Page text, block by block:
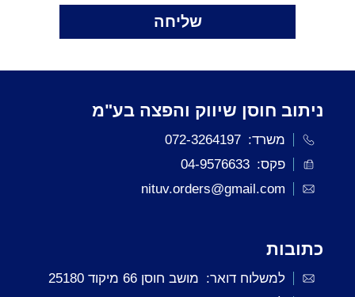
שליחה
ניתוב חוסן שיווק והפצה בע"מ
משרד: 072-3264197
פקס: 04-9576633
nituv.orders@gmail.com
כתובות
למשלוח דואר: מושב חוסן 66 מיקוד 25180